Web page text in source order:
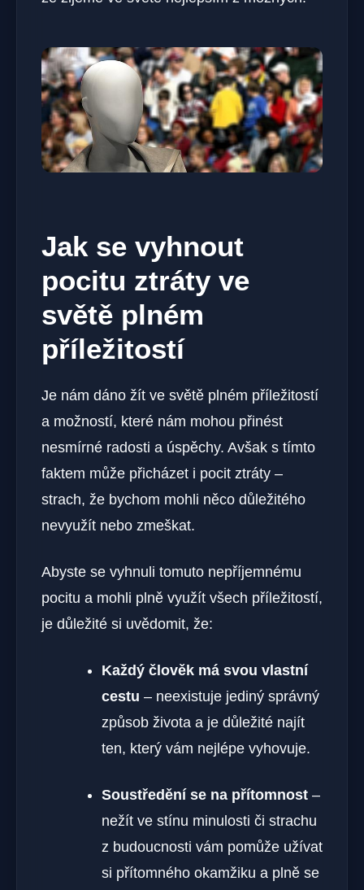
Jak se vyhnout
pocitu ztráty ve
světě plném
příležitostí
Je nám dáno žít ve světě plném příležitostí
a možností, které nám mohou přinést
nesmírné radosti a úspěchy. Avšak s tímto
faktem může přicházet i pocit ztráty –
strach, že bychom mohli něco důležitého
nevyužít nebo zmeškat.
Abyste se vyhnuli tomuto nepříjemnému
pocitu a mohli plně využít všech příležitostí,
je důležité si uvědomit, že:
Každý člověk má svou vlastní
cestu – neexistuje jediný správný
způsob života a je důležité najít
ten, který vám nejlépe vyhovuje.
Soustředění se na přítomnost –
nežít ve stínu minulosti či strachu
z budoucnosti vám pomůže užívat
si přítomného okamžiku a plně se